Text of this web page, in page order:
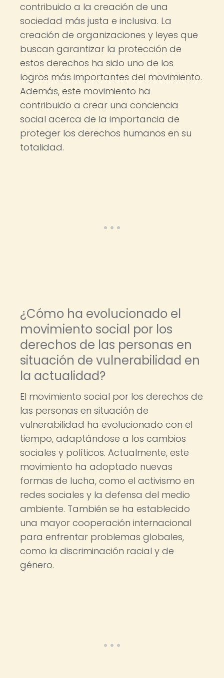
contribuido a la creación de una
sociedad más justa e inclusiva. La
creación de organizaciones y leyes que
buscan garantizar la protección de
estos derechos ha sido uno de los
logros más importantes del movimiento.
Además, este movimiento ha
contribuido a crear una conciencia
social acerca de la importancia de
proteger los derechos humanos en su
totalidad.
¿Cómo ha evolucionado el
movimiento social por los
derechos de las personas en
situación de vulnerabilidad en
la actualidad?
El movimiento social por los derechos de
las personas en situación de
vulnerabilidad ha evolucionado con el
tiempo, adaptándose a los cambios
sociales y políticos. Actualmente, este
movimiento ha adoptado nuevas
formas de lucha, como el activismo en
redes sociales y la defensa del medio
ambiente. También se ha establecido
una mayor cooperación internacional
para enfrentar problemas globales,
como la discriminación racial y de
género.